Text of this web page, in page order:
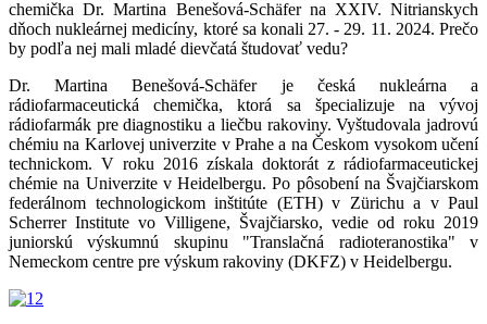
chemička Dr. Martina Benešová-Schäfer na XXIV. Nitrianskych
dňoch nukleárnej medicíny, ktoré sa konali 27. - 29. 11. 2024. Prečo
by podľa nej mali mladé dievčatá študovať vedu?
Dr. Martina Benešová-Schäfer je česká nukleárna a
rádiofarmaceutická chemička, ktorá sa špecializuje na vývoj
rádiofarmák pre diagnostiku a liečbu rakoviny. Vyštudovala jadrovú
chémiu na Karlovej univerzite v Prahe a na Českom vysokom učení
technickom. V roku 2016 získala doktorát z rádiofarmaceutickej
chémie na Univerzite v Heidelbergu. Po pôsobení na Švajčiarskom
federálnom technologickom inštitúte (ETH) v Zürichu a v Paul
Scherrer Institute vo Villigene, Švajčiarsko, vedie od roku 2019
juniorskú výskumnú skupinu "Translačná radioteranostika" v
Nemeckom centre pre výskum rakoviny (DKFZ) v Heidelbergu.